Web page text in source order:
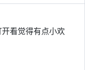
看觉得有点小欢